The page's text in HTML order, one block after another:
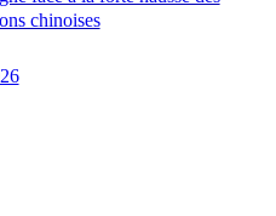
chinoises